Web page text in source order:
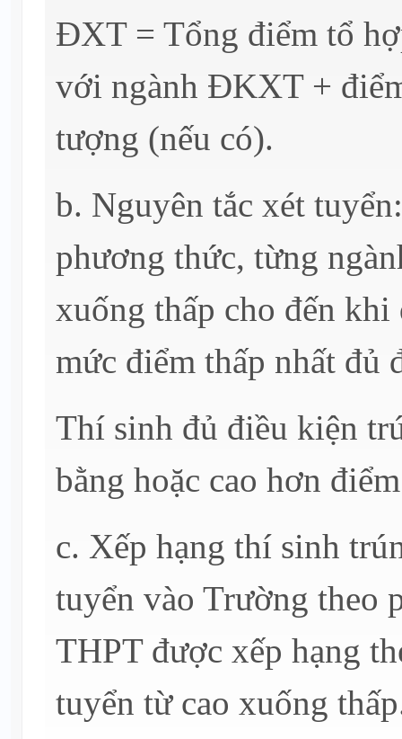
ĐXT = Tổng điểm tổ
với ngành ĐKXT +
tượng (nếu có).
b. Nguyên tắc xét
phương thức, từng
xuống thấp cho đến
mức điểm thấp nhất đủ
Thí sinh đủ điều kiện
bằng hoặc cao hơn
c. Xếp hạng thí sinh
tuyển vào Trường theo
THPT được xếp hạng
tuyển từ cao xuống